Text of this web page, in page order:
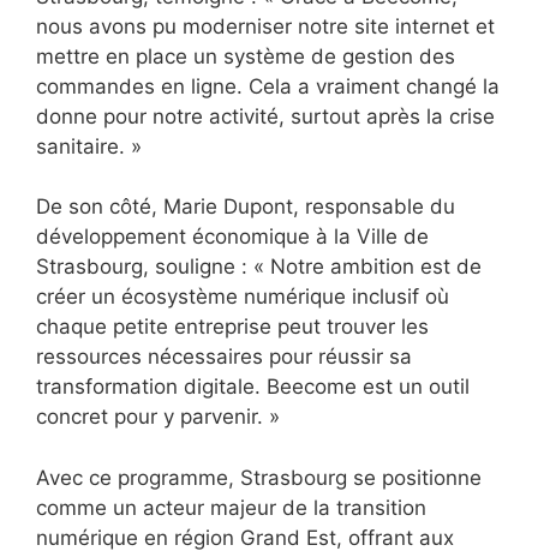
nous avons pu moderniser notre site internet et
mettre en place un système de gestion des
commandes en ligne. Cela a vraiment changé la
donne pour notre activité, surtout après la crise
sanitaire. »
De son côté, Marie Dupont, responsable du
développement économique à la Ville de
Strasbourg, souligne : « Notre ambition est de
créer un écosystème numérique inclusif où
chaque petite entreprise peut trouver les
ressources nécessaires pour réussir sa
transformation digitale. Beecome est un outil
concret pour y parvenir. »
Avec ce programme, Strasbourg se positionne
comme un acteur majeur de la transition
numérique en région Grand Est, offrant aux